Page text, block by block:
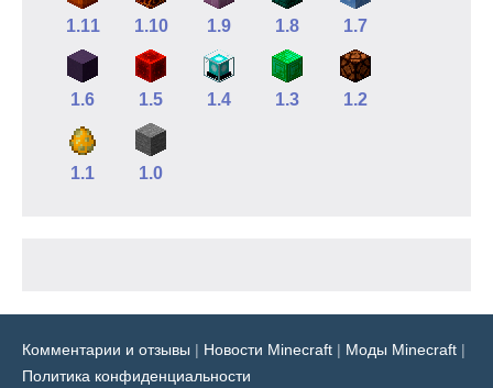
1.11 1.10 1.9 1.8 1.7
1.6 1.5 1.4 1.3 1.2
1.1 1.0
Комментарии и отзывы | Новости Minecraft | Моды Minecraft |
Политика конфиденциальности